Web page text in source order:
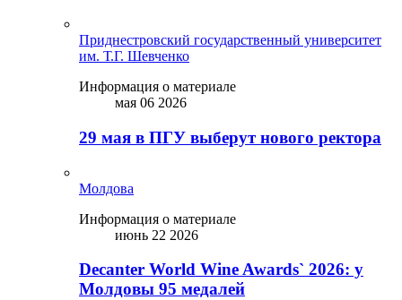
Приднестровский государственный университет
им. Т.Г. Шевченко
Информация о материале
мая 06 2026
29 мая в ПГУ выберут нового ректора
Молдова
Информация о материале
июнь 22 2026
Decanter World Wine Awards` 2026: у
Молдовы 95 медалей